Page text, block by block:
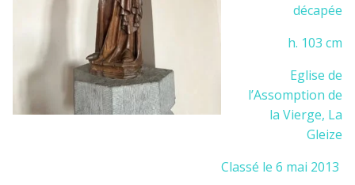
décapée
h. 103 cm
Eglise de
l’Assomption de
la Vierge, La
Gleize
Classé le 6 mai 2013